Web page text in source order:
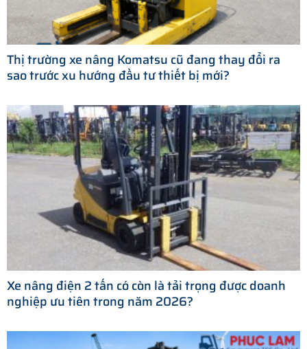
Thị trường xe nâng Komatsu cũ đang thay đổi ra
sao trước xu hướng đầu tư thiết bị mới?
Xe nâng điện 2 tấn có còn là tải trọng được doanh
nghiệp ưu tiên trong năm 2026?